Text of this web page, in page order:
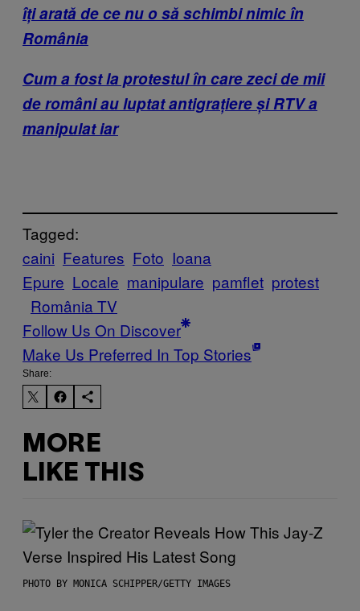
îți arată de ce nu o să schimbi nimic în
România
Cum a fost la protestul în care zeci de mii
de români au luptat antigrațiere și RTV a
manipulat iar
Tagged:
caini Features Foto Ioana
Epure Locale manipulare pamflet protest
România TV
Follow Us On Discover
Make Us Preferred In Top Stories
Share:
MORE
LIKE THIS
PHOTO BY MONICA SCHIPPER/GETTY IMAGES